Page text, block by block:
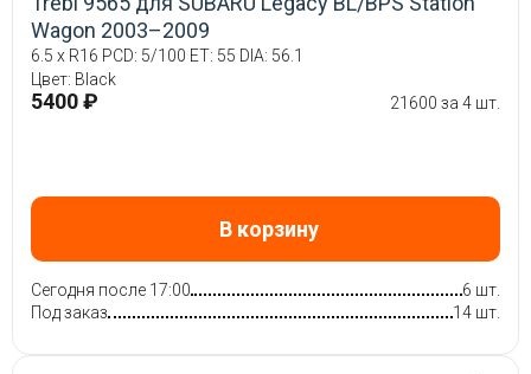
Wagon 2003–2009
6.5 x R16 PCD: 5/100 ET: 55 DIA: 56.1
Цвет: Black
5400 ₽ 21600 за 4 шт.
В корзину
Сегодня после 17:00
6 шт.
Под заказ
14 шт.